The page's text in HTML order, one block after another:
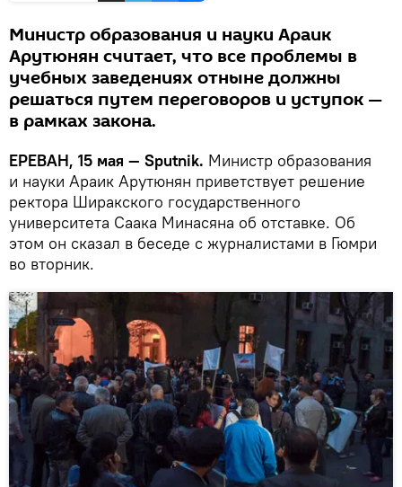
Министр образования и науки Араик
Арутюнян считает, что все проблемы в
учебных заведениях отныне должны
решаться путем переговоров и уступок —
в рамках закона.
ЕРЕВАН, 15 мая — Sputnik. Министр образования
и науки Араик Арутюнян приветствует решение
ректора Ширакского государственного
университета Саака Минасяна об отставке. Об
этом он сказал в беседе с журналистами в Гюмри
во вторник.